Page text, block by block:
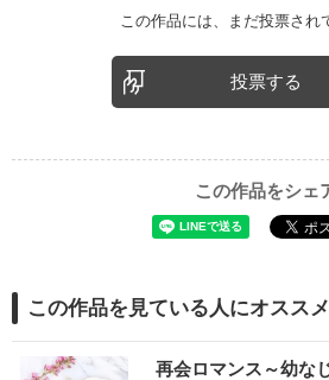
この作品には、まだ投票され
投票する
この作品をシェ
この作品を見ている人にオススメ
再会ロマンス～幼な